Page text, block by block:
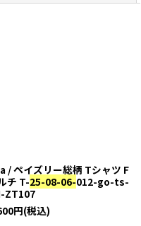
/ ペイズリー総柄 Tシャツ F
チ T-25-08-06-012-go-ts-
ZT107
円(税込)